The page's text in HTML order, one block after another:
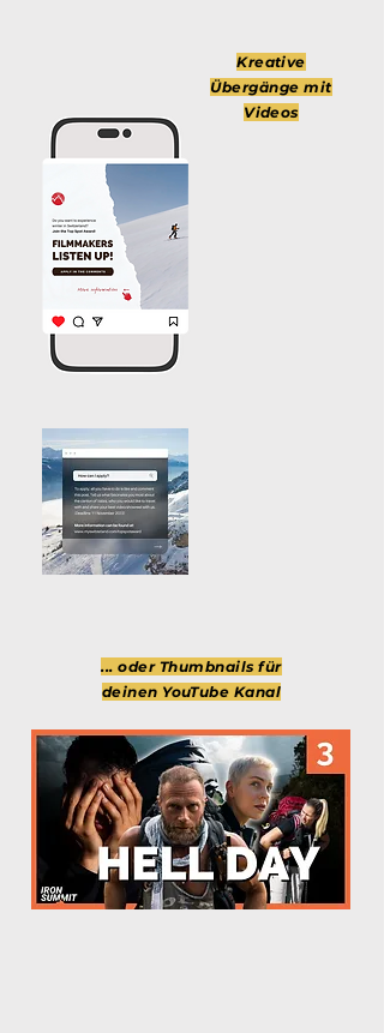
Kreative
Übergänge mit
Videos
... oder Thumbnails für
deinen YouTube Kanal